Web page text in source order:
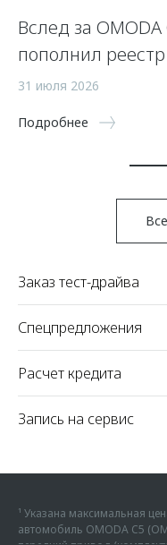
Вслед за
пополнил
31 июля 2026
Подробнее
Заказ тест-драйва
Спецпредложения
Расчет кредита
Запись на сервис
¹ Указана максимальная
автомобиль OMODA C5